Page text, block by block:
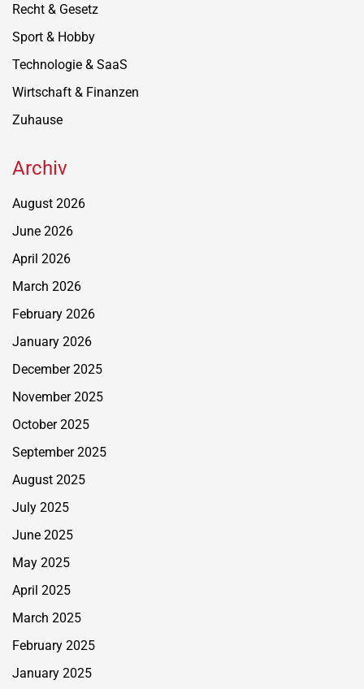
Recht & Gesetz
Sport & Hobby
Technologie & SaaS
Wirtschaft & Finanzen
Zuhause
Archiv
August 2026
June 2026
April 2026
March 2026
February 2026
January 2026
December 2025
November 2025
October 2025
September 2025
August 2025
July 2025
June 2025
May 2025
April 2025
March 2025
February 2025
January 2025